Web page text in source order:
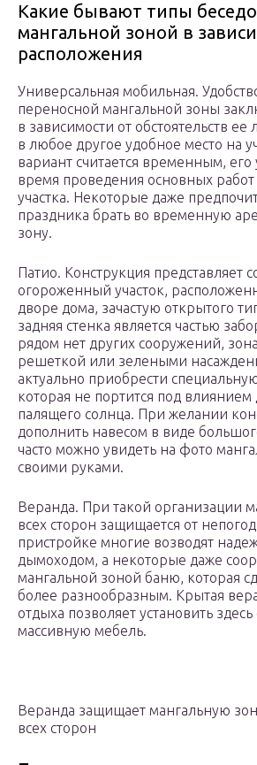
Какие бывают типы
мангальной зоной в
расположения
Универсальная мобильная.
переносной мангальной зоны
в зависимости от обстоятельств ее
в любое другое удобное место на
вариант считается временным, его
время проведения основных работ
участка. Некоторые даже
праздника брать во временную
зону.
Патио. Конструкция представляет
огороженный участок,
дворе дома, зачастую открытого
задняя стенка является частью
рядом нет других сооружений,
решеткой или зелеными
актуально приобрести
которая не портится под
палящего солнца. При желании
дополнить навесом в виде
часто можно увидеть на фото
своими руками.
Веранда. При такой организации
всех сторон защищается от
пристройке многие возводят
дымоходом, а некоторые даже
мангальной зоной баню, которая
более разнообразным. Крытая
отдыха позволяет установить
массивную мебель.
Веранда защищает мангальную
всех сторон